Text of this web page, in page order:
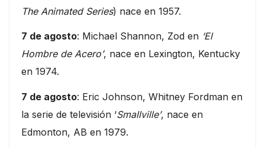
The Animated Series) nace en 1957.
7 de agosto: Michael Shannon, Zod en ‘El
Hombre de Acero’, nace en Lexington, Kentucky
en 1974.
7 de agosto: Eric Johnson, Whitney Fordman en
la serie de televisión ‘Smallville’, nace en
Edmonton, AB en 1979.